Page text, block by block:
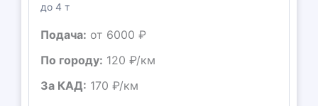
до 4 т
Подача: от 6000 ₽
По городу: 120 ₽/км
За КАД: 170 ₽/км